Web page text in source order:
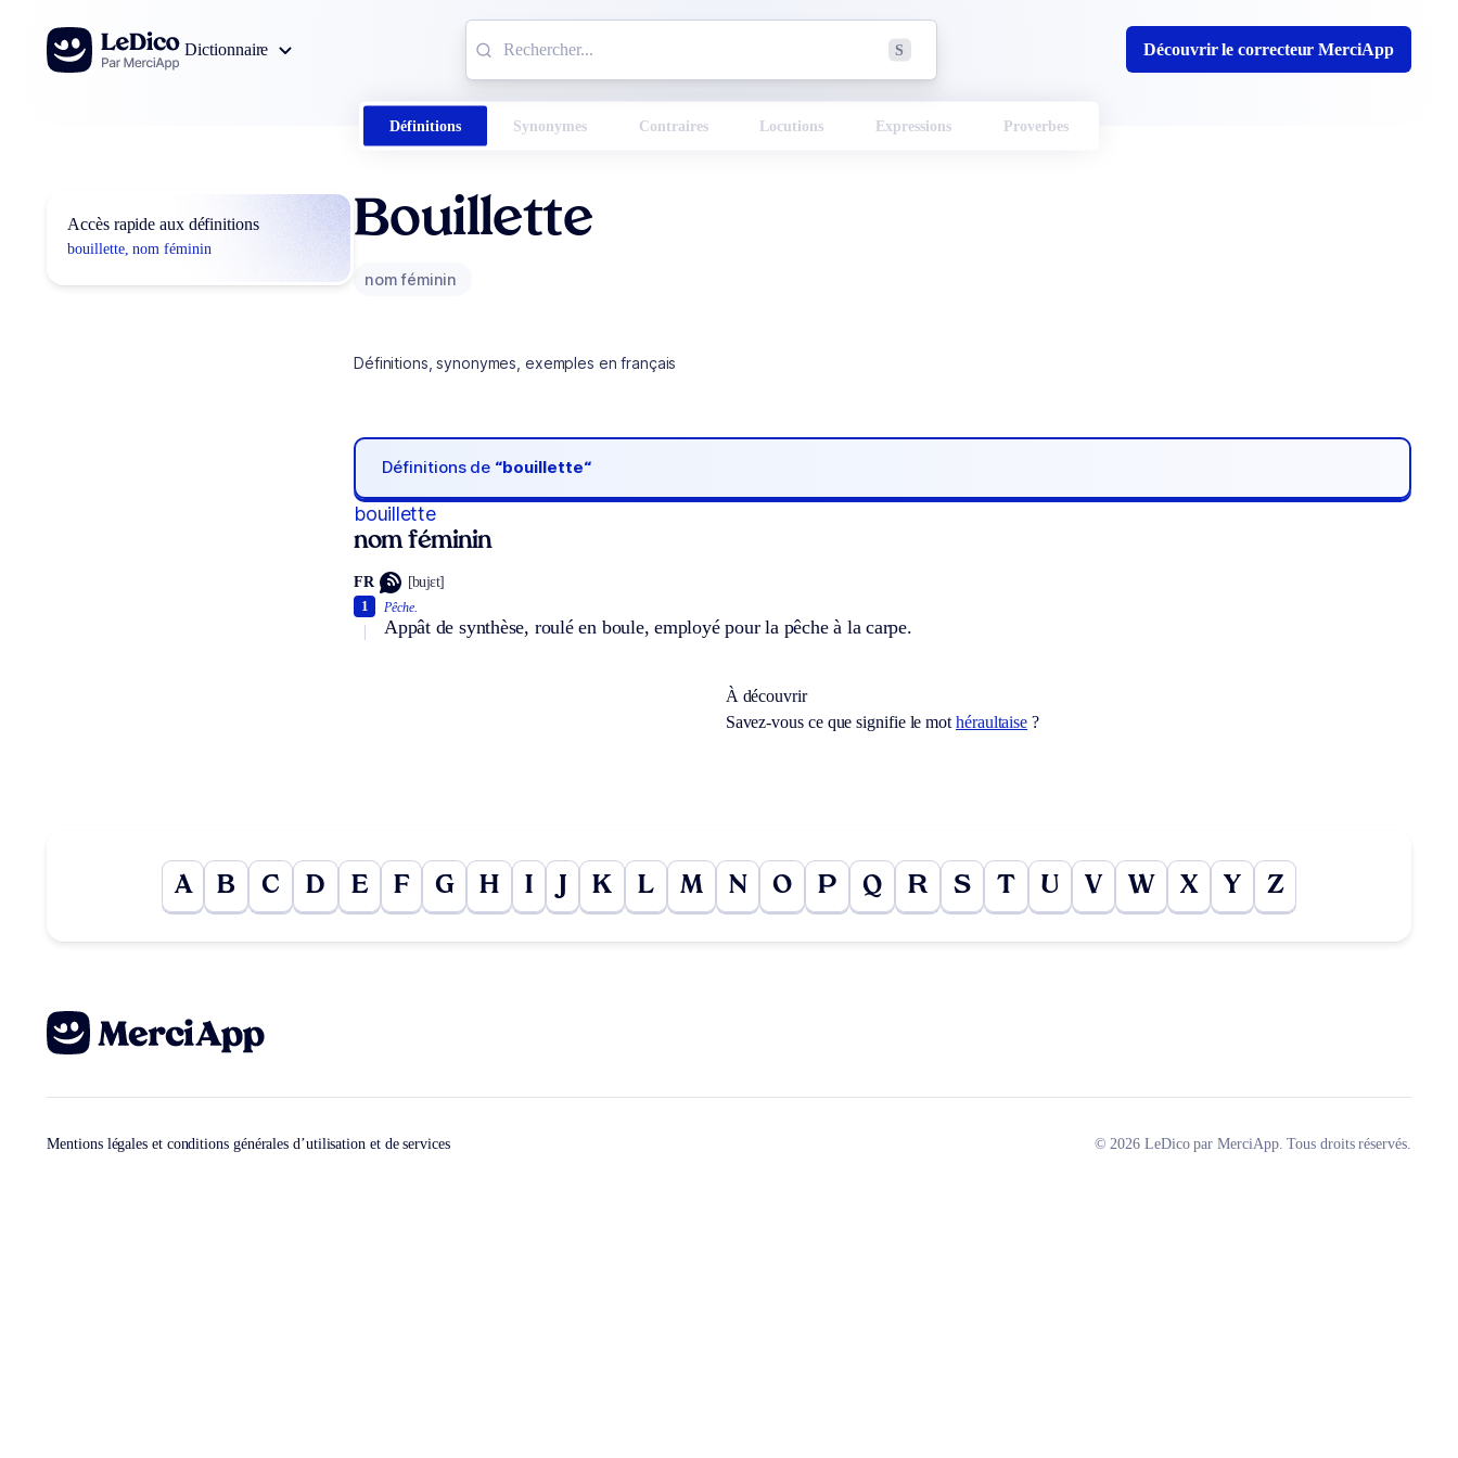
Aller au contenu
Dictionnaire
S Découvrir le correcteur MerciApp
Définitions Synonymes Contraires Locutions Expressions Proverbes
Accès rapide aux définitions
bouillette, nom féminin
Bouillette
nom féminin
Définitions, synonymes, exemples en français
Définitions de “bouillette“
bouillette
nom féminin
FR [bujɛt]
Pêche.
Appât de synthèse, roulé en boule, employé pour la pêche à la carpe.
1
À découvrir
Savez-vous ce que signifie le mothéraultaise ?
A B C D E F G H I K L M N O P Q R S T U V W X Y Z
Mentions légales et conditions générales d’utilisation et de services © 2026 LeDico par MerciApp. Tous droits réservés.